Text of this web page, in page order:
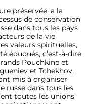
préservée, a la
de conservation
dans tous les pays
de la vie
valeurs spirituelles,
éduqués, c’est-à-dire
Pouchkine et
et Tchekhov,
mis à organiser
russe dans tous les
toutes les unions